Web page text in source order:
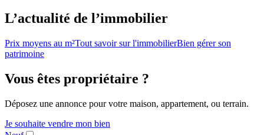
L’actualité de l’immobilier
Prix moyens au m²Tout savoir sur l'immobilierBien gérer son
patrimoine
Vous êtes propriétaire ?
Déposez une annonce pour votre maison, appartement, ou terrain.
Je souhaite vendre mon bien